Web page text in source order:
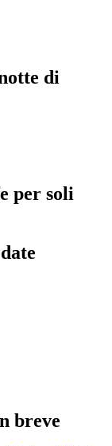
di
per soli
breve